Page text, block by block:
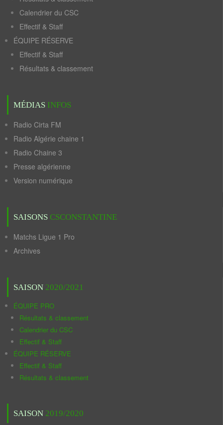
Calendrier du CSC
Effectif & Staff
ÉQUIPE RÉSERVE
Effectif & Staff
Résultats & classement
MÉDIAS INFOS
Radio Cirta FM
Radio Algérie chaine 1
Radio Chaine 3
Presse algérienne
Version numérique
SAISONS CSCONSTANTINE
Matchs Ligue 1 Pro
Archives
SAISON 2020/2021
ÉQUIPE PRO
Résultats & classement
Calendrier du CSC
Effectif & Staff
ÉQUIPE RÉSERVE
Effectif & Staff
Résultats & classement
SAISON 2019/2020